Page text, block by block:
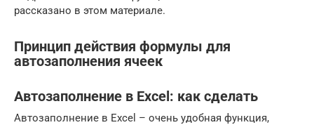
рассказано в этом материале.
Принцип действия формулы для
автозаполнения ячеек
Автозаполнение в Excel: как сделать
Автозаполнение в Excel – очень удобная функция,